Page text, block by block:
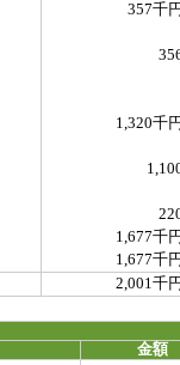
357千
1,320千
1,677千
1,677千
2,001千
金額